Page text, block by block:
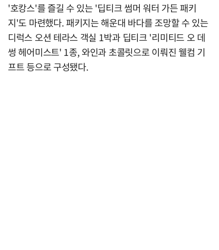
'호캉스'를 즐길 수 있는 '딥티크 썸머 워터 가든 패키
지'도 마련했다. 패키지는 해운대 바다를 조망할 수 있는
디럭스 오션 테라스 객실 1박과 딥티크 '리미티드 오 데
썽 헤어미스트' 1종, 와인과 초콜릿으로 이뤄진 웰컴 기
프트 등으로 구성됐다.